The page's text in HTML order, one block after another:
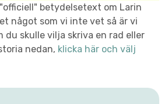
betydelsetext om Larin
något som vi inte vet så är vi
du skulle vilja skriva en rad eller
nedan, klicka här och välj